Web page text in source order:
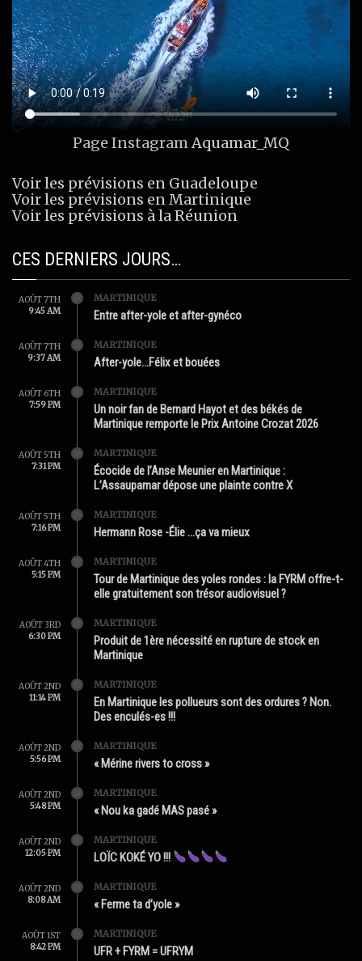
Page InstagramAquamar_MQ
Voir les prévisions en Guadeloupe
Voir les prévisions en Martinique
Voir les prévisions à la Réunion
CES DERNIERS JOURS…
AOÛT 7TH
9:45 AM
MARTINIQUE
Entre after-yole et after-gynéco
AOÛT 7TH
9:37 AM
MARTINIQUE
After-yole…Félix et bouées
AOÛT 6TH
7:59 PM
MARTINIQUE
Un noir fan de Bernard Hayot et des békés de
Martinique remporte le Prix Antoine Crozat 2026
AOÛT 5TH
7:31 PM
MARTINIQUE
Écocide de l’Anse Meunier en Martinique :
L’Assaupamar dépose une plainte contre X
AOÛT 5TH
7:16 PM
MARTINIQUE
Hermann Rose -Élie …ça va mieux
AOÛT 4TH
5:15 PM
MARTINIQUE
Tour de Martinique des yoles rondes : la FYRM offre-t-
elle gratuitement son trésor audiovisuel ?
AOÛT 3RD
6:30 PM
MARTINIQUE
Produit de 1ère nécessité en rupture de stock en
Martinique
AOÛT 2ND
11:14 PM
MARTINIQUE
En Martinique les pollueurs sont des ordures ? Non.
Des enculés-es !!!
AOÛT 2ND
5:56 PM
MARTINIQUE
« Mérine rivers to cross »
AOÛT 2ND
5:48 PM
MARTINIQUE
« Nou ka gadé MAS pasé »
AOÛT 2ND
12:05 PM
MARTINIQUE
LOÏC KOKÉ YO !!!
AOÛT 2ND
8:08 AM
MARTINIQUE
« Ferme ta d’yole »
AOÛT 1ST
8:42 PM
MARTINIQUE
UFR + FYRM = UFRYM